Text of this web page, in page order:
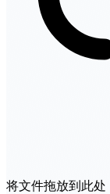
将文件拖放到此处